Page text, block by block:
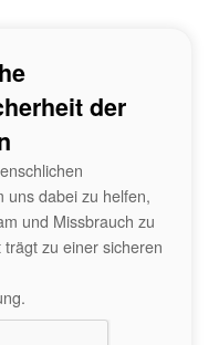
der
uns dabei zu helfen,
und Missbrauch zu
zu einer sicheren